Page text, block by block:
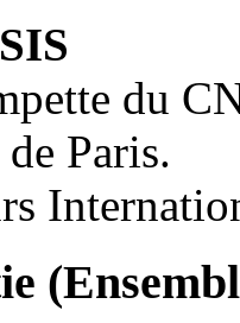
du
Paris.